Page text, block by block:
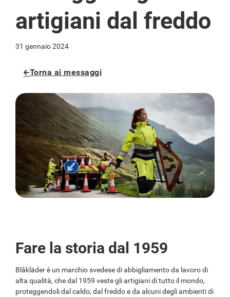
artigiani dal freddo
31 gennaio 2024
Torna ai messaggi
Fare la storia dal 1959
Blåkläder è un marchio svedese di abbigliamento da lavoro di
alta qualità, che dal 1959 veste gli artigiani di tutto il mondo,
proteggendoli dal caldo, dal freddo e da alcuni degli ambienti di